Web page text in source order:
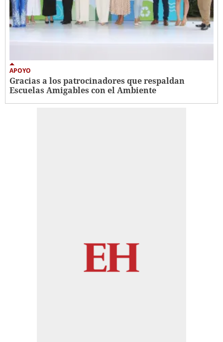
APOYO
Gracias a los patrocinadores que respaldan
Escuelas Amigables con el Ambiente